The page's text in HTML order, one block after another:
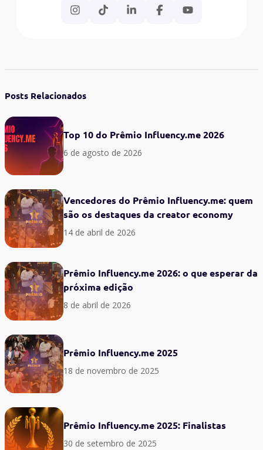
Posts Relacionados
Top 10 do Prêmio Influency.me 2026
6 de agosto de 2026
Vencedores do Prêmio Influency.me: quem
são os destaques da creator economy
14 de abril de 2026
Prêmio Influency.me 2026: o que esperar da
próxima edição
8 de abril de 2026
Prêmio Influency.me 2025
18 de novembro de 2025
Prêmio Influency.me 2025: Finalistas
30 de setembro de 2025